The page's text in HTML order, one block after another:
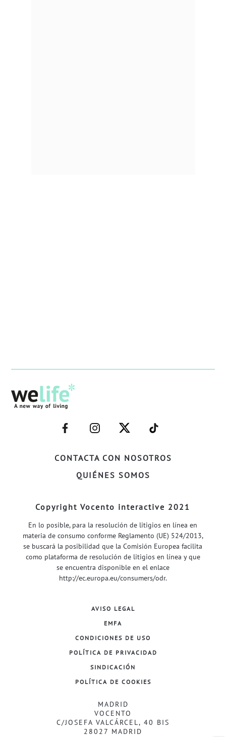
CONTACTA CON NOSOTROS
QUIÉNES SOMOS
–
FACEBOOK–
–
INSTAGRAM–
–
TWITTER–
–
WELIFE–
Copyright Vocento interactive 2021
En lo posible, para la resolución de litigios en línea en
materia de consumo conforme Reglamento (UE) 524/2013,
se buscará la posibilidad que la Comisión Europea facilita
como plataforma de resolución de litigios en línea y que
se encuentra disponible en el enlace
http://ec.europa.eu/consumers/odr.
AVISO LEGAL
EMFA
CONDICIONES DE USO
POLÍTICA DE PRIVACIDAD
SINDICACIÓN
POLÍTICA DE COOKIES
MADRID
VOCENTO
C/JOSEFA VALCÁRCEL, 40 BIS
28027 MADRID